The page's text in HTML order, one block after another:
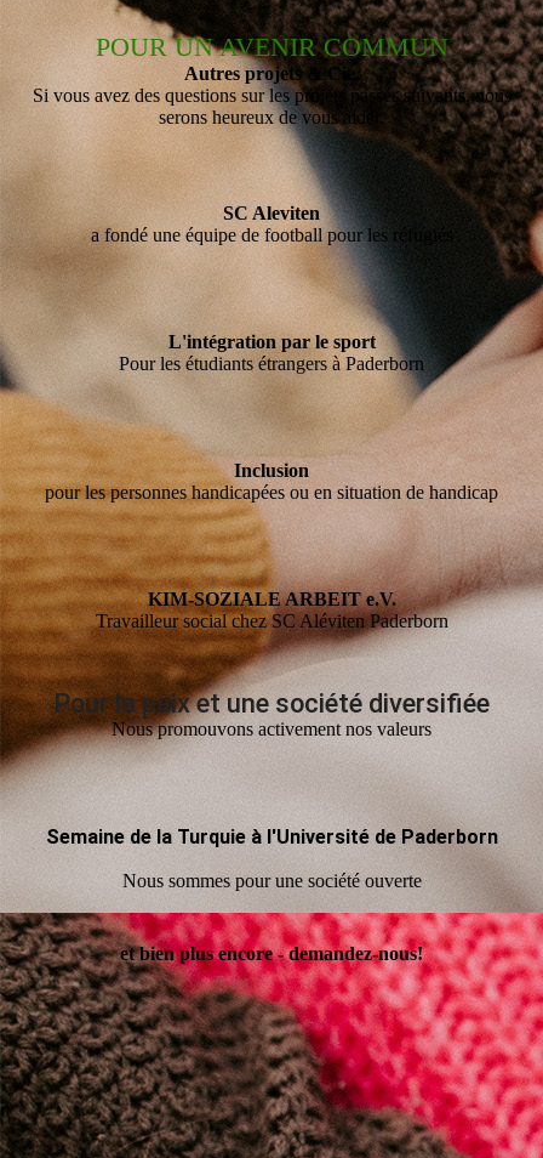
POUR UN AVENIR COMMUN
Autres projets & Cie.
Si vous avez des questions sur les projets passés suivants, nous
serons heureux de vous aider.
SC Aleviten
a fondé une équipe de football pour les réfugiés
L'intégration par le sport
Pour les étudiants étrangers à Paderborn
Inclusion
pour les personnes handicapées ou en situation de handicap
KIM-SOZIALE ARBEIT e.V.
Travailleur social chez SC Aléviten Paderborn
Pour la paix et une société diversifiée
Nous promouvons activement nos valeurs
Semaine de la Turquie à l'Université de Paderborn
Nous sommes pour une société ouverte
et bien plus encore - demandez-nous!